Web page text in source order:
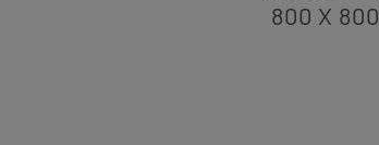
800 X 800